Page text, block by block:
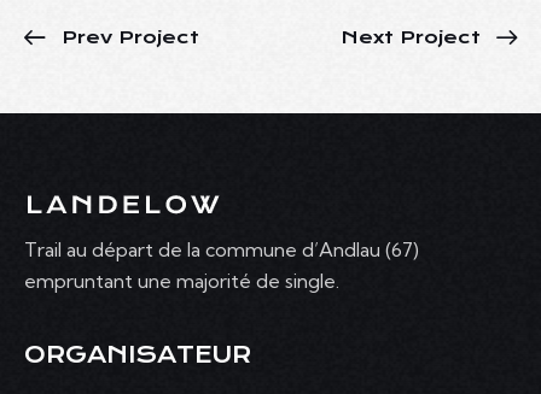
Prev Project Next Project
Trail au départ de la commune d’Andlau (67)
empruntant une majorité de single.
ORGANISATEUR